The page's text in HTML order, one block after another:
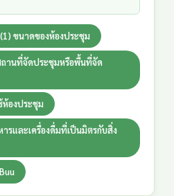
ขนาดของห้องประชุม
ถานที่จัดประชุมหรือพื้นที่จัด
ห้องประชุม
ารและเครื่องดื่มที่เป็นมิตรกับสิ่ง